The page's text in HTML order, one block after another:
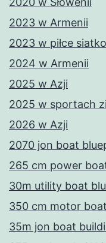
2023 w Armenii
2023 w piłce
2024 w Armenii
2025 w Azji
2025 w sportach
2026 w Azji
2070 jon boat
265 cm power
30m utility boat
350 cm motor
35m jon boat